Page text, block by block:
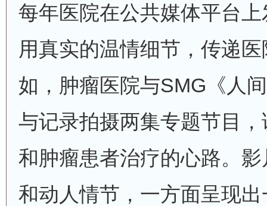
每年医院在公共媒体平台
用真实的温情细节，传递
如，肿瘤医院与SMG《人
与记录拍摄两集专题节目
和肿瘤患者治疗的心路。
和动人情节，一方面呈现